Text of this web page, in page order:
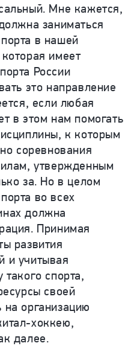
Мне кажется,
заниматься
в нашей
имеет
России
это направление
если любая
в этом нам помогать
к которым
соревнования
утвержденным
за. Но в целом
во всех
должна
Принимая
развития
и учитывая
такого спорта,
своей
организацию
хоккею,
далее.